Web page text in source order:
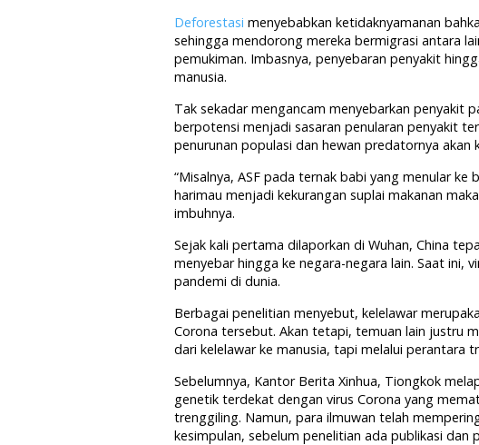
Deforestasi menyebabkan ketidaknyamanan
sehingga mendorong mereka bermigrasi antara
pemukiman. Imbasnya, penyebaran penyakit
manusia.
Tak sekadar mengancam menyebarkan penyakit
berpotensi menjadi sasaran penularan penyakit
penurunan populasi dan hewan predatornya akan
“Misalnya, ASF pada ternak babi yang menular
harimau menjadi kekurangan suplai makanan
imbuhnya.
Sejak kali pertama dilaporkan di Wuhan, China
menyebar hingga ke negara-negara lain. Saat ini,
pandemi di dunia.
Berbagai penelitian menyebut, kelelawar
Corona tersebut. Akan tetapi, temuan lain justru
dari kelelawar ke manusia, tapi melalui perantara
Sebelumnya, Kantor Berita Xinhua, Tiongkok
genetik terdekat dengan virus Corona yang
trenggiling. Namun, para ilmuwan telah
kesimpulan, sebelum penelitian ada publikasi dan